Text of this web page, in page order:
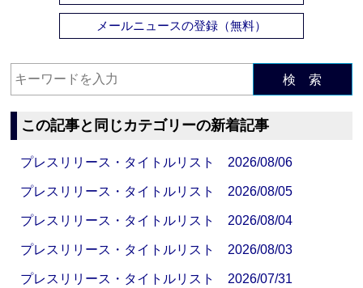
メールニュースの登録（無料）
検 索
この記事と同じカテゴリーの新着記事
プレスリリース・タイトルリスト 2026/08/06
プレスリリース・タイトルリスト 2026/08/05
プレスリリース・タイトルリスト 2026/08/04
プレスリリース・タイトルリスト 2026/08/03
プレスリリース・タイトルリスト 2026/07/31